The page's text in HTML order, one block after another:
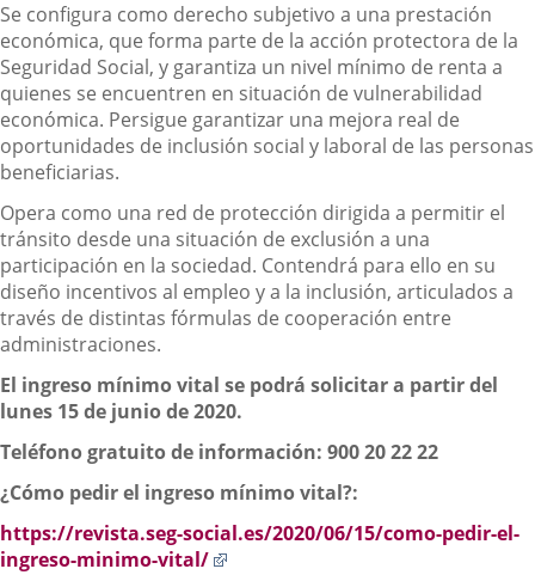
Se configura como derecho subjetivo a una prestación
económica, que forma parte de la acción protectora de la
Seguridad Social, y garantiza un nivel mínimo de renta a
quienes se encuentren en situación de vulnerabilidad
económica. Persigue garantizar una mejora real de
oportunidades de inclusión social y laboral de las personas
beneficiarias.
Opera como una red de protección dirigida a permitir el
tránsito desde una situación de exclusión a una
participación en la sociedad. Contendrá para ello en su
diseño incentivos al empleo y a la inclusión, articulados a
través de distintas fórmulas de cooperación entre
administraciones.
El ingreso mínimo vital se podrá solicitar a partir del
lunes 15 de junio de 2020.
Teléfono gratuito de información: 900 20 22 22
¿Cómo pedir el ingreso mínimo vital?:
https://revista.seg-social.es/2020/06/15/como-pedir-el-
ingreso-minimo-vital/